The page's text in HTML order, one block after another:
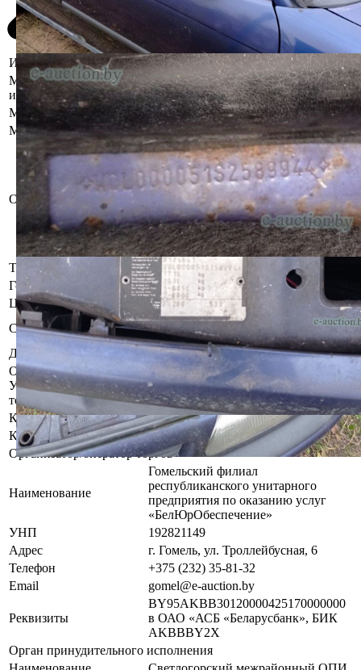
Информация о предмете торгов
Местоположение
имущества
Гомельская область, Октябрьский р-
н, гп Октябрьский, м/р-н 1-й, 1
Марка
Opel
Модель
Astra
Описание
Рег. знак 6853 ЕА-3
VIN: W0L000051S2589944
Имеются повреждения
лакокрасочного покрытия, коррозия.
При инструментальном контроле,
диагностике, разборке возможно
выявление скрытых дефектов и
неисправностей.
Тип кузова
Универсал
Год выпуска
1995
Цвет
Синий
Состояние
Комплектность и работоспособность
не установлена
Должник
Балбуцкий Владимир Семенович
Осмотр объекта
Участник электронных торгов обязан до начала электронных
торгов осмотреть предмет торгов ( п.2.4.3 Регламента)
Контактное лицо
Специалисты по продаже
Контакты
+375445293915
Организатор/оператор торгов
Наименование
Гомельский филиал
республиканского унитарного
предприятия по оказанию услуг
«БелЮрОбеспечение»
УНП
192821149
Адрес
г. Гомель, ул. Троллейбусная, 6
Телефон
+375 (232) 35-81-32
Email
gomel@e-auction.by
Реквизиты
BY95AKBB30120000425170000000
в ОАО «АСБ «Беларусбанк», БИК
AKBBBY2X
Орган принудительного исполнения